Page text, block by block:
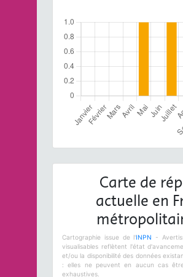
Carte de
actuelle en
Cartographie issue de l'INPN
-
visualisables reflètent l'état
et/ou la disponibilité des données
: elles ne peuvent en aucun cas
exhaustives.